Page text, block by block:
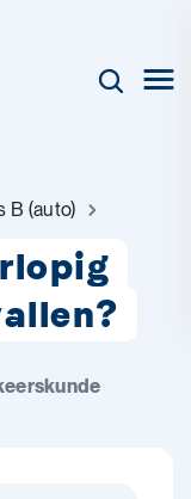
B (auto)